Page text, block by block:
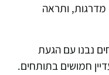
מדרגות, ותראה
נבנו עם הגעת